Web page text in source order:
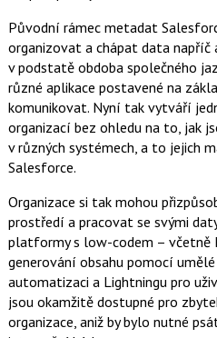
Původní rámec metadat
organizovat a chápat data napříč
v podstatě obdoba společného
různé aplikace postavené na
komunikovat. Nyní tak vytváří
organizací bez ohledu na to, jak
v různých systémech, a to jejich
Salesforce.
Organizace si tak mohou
prostředí a pracovat se svými
platformy s low-codem – včetně
generování obsahu pomocí
automatizaci a Lightningu pro
jsou okamžitě dostupné pro
organizace, aniž by bylo nutné